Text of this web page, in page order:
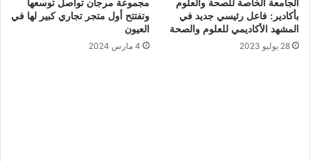
الجامعة الخاصة للصحة والعلوم
بأكادير: فاعل رئيسي جديد في
المشهد الأكاديمي للعلوم والصحة
28 يوليو 2023
مجموعة مرجان تواصل توسعها
وتفتتح أول متجر تجاري كبير لها في
العيون
4 مارس 2024